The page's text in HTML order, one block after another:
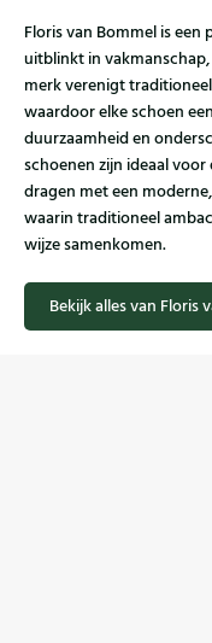
Floris van Bommel is
uitblinkt in
merk verenigt
waardoor elke schoen
duurzaamheid en
schoenen zijn ideaal
dragen met een
waarin traditioneel
wijze samenkomen.
Bekijk alles van Floris